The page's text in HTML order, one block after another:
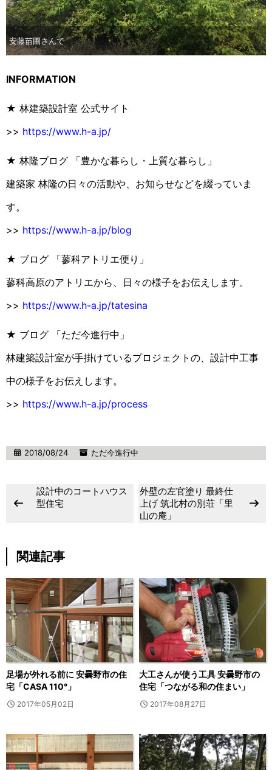
安藤苗圃さんで
INFORMATION
★ 林建築設計室 公式サイト
>> https://www.h-a.jp/
★ 林隆ブログ 「豊かな暮らし・上質な暮らし」
建築家 林隆の日々の活動や、お知らせなどを綴っていま
す。
>> https://www.h-a.jp/blog
★ ブログ 「蓼科アトリエ便り」
蓼科高原のアトリエから、日々の様子をお伝えします。
>> https://www.h-a.jp/tatesina
★ ブログ 「ただ今進行中」
林建築設計室が手掛けているプロジェクトの、設計中工事
中の様子をお伝えします。
>> https://www.h-a.jp/process
2018/08/24 ただ今進行中
設計中のコートハウス
型住宅
外壁の左官塗り 最終仕
上げ 筑北村の別荘「里
山の庵」
関連記事
足場が外れる前に 安曇野市の住
宅「CASA 110°」
2017年05月02日
大工さんが使う工具 安曇野市の
住宅「つながる和の住まい」
2017年08月27日